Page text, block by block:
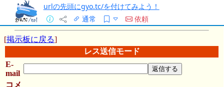
urlの先頭にgyo.tc/を付けてみよう！
通常
依頼